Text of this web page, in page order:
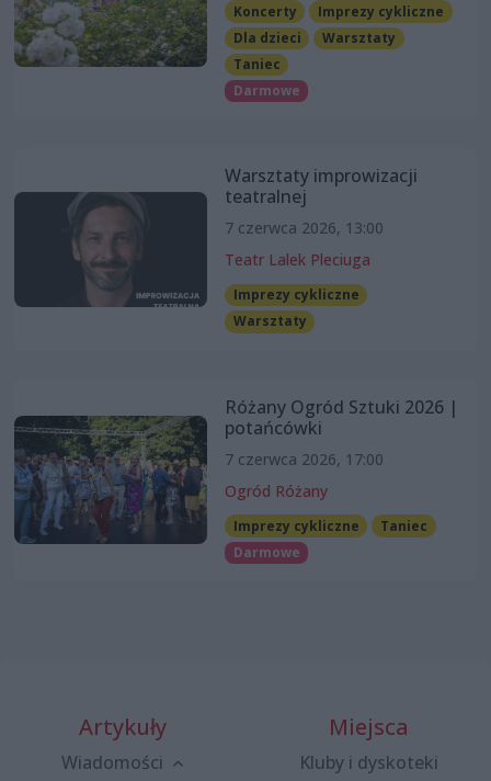
Koncerty
Imprezy cykliczne
Dla dzieci
Warsztaty
Taniec
Darmowe
Warsztaty improwizacji
teatralnej
7 czerwca 2026, 13:00
Teatr Lalek Pleciuga
Imprezy cykliczne
Warsztaty
Różany Ogród Sztuki 2026 |
potańcówki
7 czerwca 2026, 17:00
Ogród Różany
Imprezy cykliczne
Taniec
Darmowe
Artykuły
Wiadomości
Miejsca
Kluby i dyskoteki